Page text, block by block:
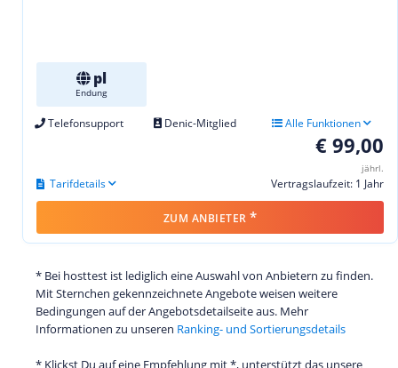
pl
Endung
Telefonsupport Denic-Mitglied Alle Funktionen
€ 99,00
jährl.
Vertragslaufzeit: 1 Jahr
Tarifdetails
ZUM ANBIETER *
* Bei hosttest ist lediglich eine Auswahl von Anbietern zu finden.
Mit Sternchen gekennzeichnete Angebote weisen weitere
Bedingungen auf der Angebotsdetailseite aus. Mehr
Informationen zu unseren Ranking- und Sortierungsdetails
* Klickst Du auf eine Empfehlung mit *, unterstützt das unsere